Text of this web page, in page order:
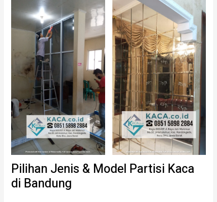
Pilihan Jenis & Model Partisi Kaca
di Bandung